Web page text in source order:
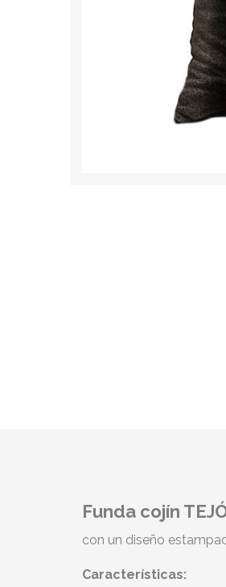
Funda cojín
con un diseño
Características: